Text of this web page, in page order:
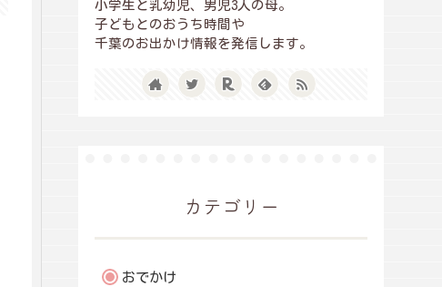
小学生と乳幼児、男児3人の母。
子どもとのおうち時間や
千葉のお出かけ情報を発信します。
カテゴリー
おでかけ